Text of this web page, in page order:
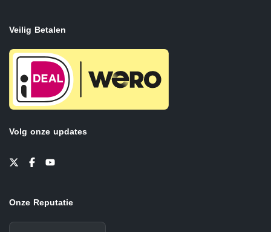
Veilig Betalen
Volg onze updates
Onze Reputatie